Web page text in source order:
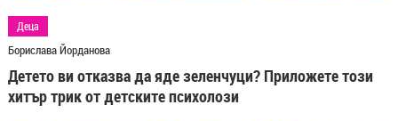
Деца
Борислава Йорданова
Детето ви отказва да яде зеленчуци? Приложете този
хитър трик от детските психолози